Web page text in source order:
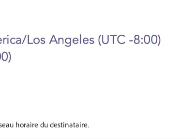
horaire du destinataire.